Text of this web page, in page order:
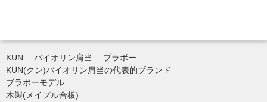
KUN バイオリン肩当 ブラボー
KUN(クン)バイオリン肩当の代表的ブランド
ブラボーモデル
木製(メイプル合板)